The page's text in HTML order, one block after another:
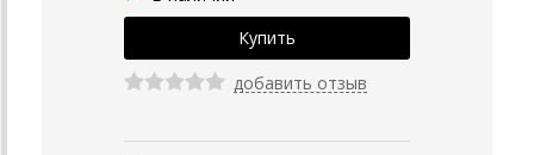
добавить отзыв